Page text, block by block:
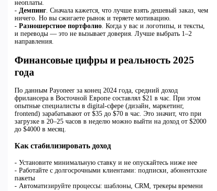
неоплаты.
- Демпинг. Сначала кажется, что лучше взять дешевый заказ, чем
ничего. Но вы сжигаете рынок и теряете мотивацию.
- Разношерстное портфолио. Когда у вас и логотипы, и тексты,
и переводы — это не вызывает доверия. Лучше выбрать 1–2
направления.
Финансовые цифры и реальность 2025
года
По данным Payoneer за конец 2024 года, средний доход
фрилансера в Восточной Европе составлял $21 в час. При этом
опытные специалисты в digital-сфере (дизайн, маркетинг,
frontend) зарабатывают от $35 до $70 в час. Это значит, что при
загрузке в 20–25 часов в неделю можно выйти на доход от $2000
до $4000 в месяц.
Как стабилизировать доход
- Установите минимальную ставку и не опускайтесь ниже нее
- Работайте с долгосрочными клиентами: подписки, абонентские
пакеты
- Автоматизируйте процессы: шаблоны, CRM, трекеры времени